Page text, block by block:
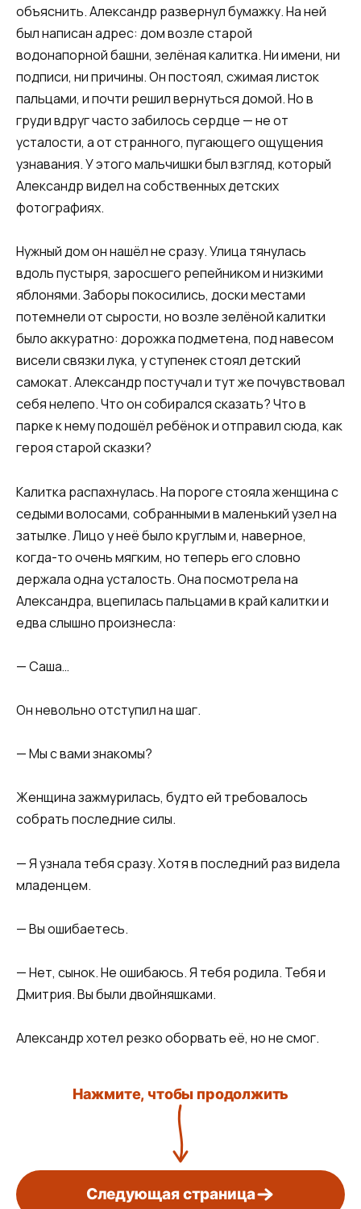
объяснить. Александр развернул бумажку. На ней
был написан адрес: дом возле старой
водонапорной башни, зелёная калитка. Ни имени, ни
подписи, ни причины. Он постоял, сжимая листок
пальцами, и почти решил вернуться домой. Но в
груди вдруг часто забилось сердце — не от
усталости, а от странного, пугающего ощущения
узнавания. У этого мальчишки был взгляд, который
Александр видел на собственных детских
фотографиях.
Нужный дом он нашёл не сразу. Улица тянулась
вдоль пустыря, заросшего репейником и низкими
яблонями. Заборы покосились, доски местами
потемнели от сырости, но возле зелёной калитки
было аккуратно: дорожка подметена, под навесом
висели связки лука, у ступенек стоял детский
самокат. Александр постучал и тут же почувствовал
себя нелепо. Что он собирался сказать? Что в
парке к нему подошёл ребёнок и отправил сюда, как
героя старой сказки?
Калитка распахнулась. На пороге стояла женщина с
седыми волосами, собранными в маленький узел на
затылке. Лицо у неё было круглым и, наверное,
когда-то очень мягким, но теперь его словно
держала одна усталость. Она посмотрела на
Александра, вцепилась пальцами в край калитки и
едва слышно произнесла:
— Саша…
Он невольно отступил на шаг.
— Мы с вами знакомы?
Женщина зажмурилась, будто ей требовалось
собрать последние силы.
— Я узнала тебя сразу. Хотя в последний раз видела
младенцем.
— Вы ошибаетесь.
— Нет, сынок. Не ошибаюсь. Я тебя родила. Тебя и
Дмитрия. Вы были двойняшками.
Александр хотел резко оборвать её, но не смог.
Нажмите, чтобы продолжить
Следующая страница